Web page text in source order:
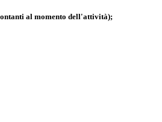
al momento dell'attività);